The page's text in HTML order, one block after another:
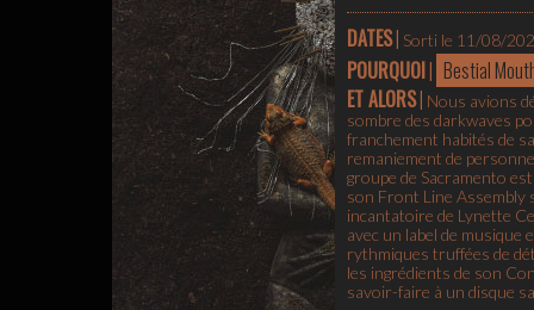
DATES| Sorti le 11/08/
POURQUOI| Bestial
ET ALORS| Nous avions
sombre des darkwaves
franchement habités de
remaniement de
groupe de Sacramento
son Front Line Assembly
incantatoire de Lynette
avec un label de
rythmiques truffées de
les ingrédients de son
savoir-faire à un disque